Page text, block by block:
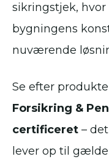
sikringstjek,
bygningens
nuværende
Se efter
Forsikring &
certificeret –
lever op til